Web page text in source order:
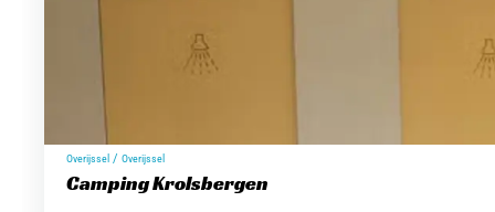
Overijssel / Overijssel
Camping Krolsbergen